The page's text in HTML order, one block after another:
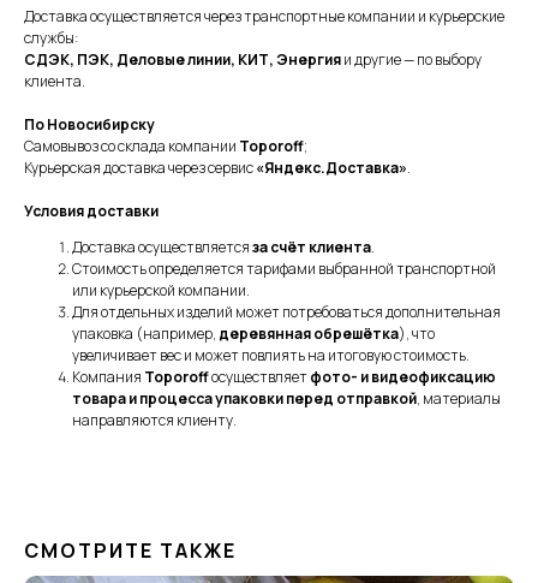
Доставка осуществляется через транспортные компании и курьерские
службы:
СДЭК, ПЭК, Деловые линии, КИТ, Энергияи другие — по выбору
клиента.
По Новосибирску
Самовывоз со склада компании Toporoff;
Курьерская доставка через сервис«Яндекс.Доставка».
Условия доставки
Доставка осуществляетсяза счёт клиента.
Стоимость определяется тарифами выбранной транспортной
или курьерской компании.
Для отдельных изделий может потребоваться дополнительная
упаковка (например, деревянная обрешётка), что
увеличивает вес и может повлиять на итоговую стоимость.
Компания Toporoffосуществляетфото- и видеофиксацию
товара и процесса упаковки перед отправкой, материалы
направляются клиенту.
СМОТРИТЕ ТАКЖЕ